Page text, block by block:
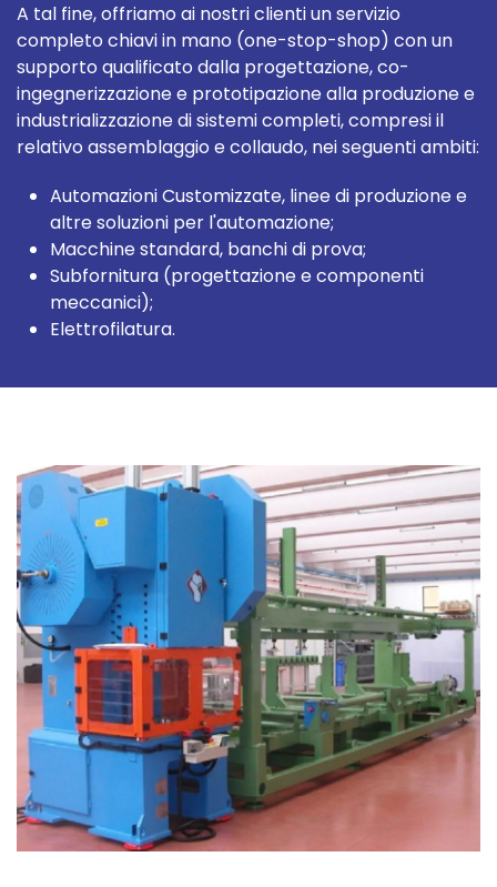
A tal fine, offriamo ai nostri clienti un servizio
completo chiavi in mano (one-stop-shop) con un
supporto qualificato dalla progettazione, co-
ingegnerizzazione e prototipazione alla produzione e
industrializzazione di sistemi completi, compresi il
relativo assemblaggio e collaudo, nei seguenti ambiti:
Automazioni Customizzate, linee di produzione e
altre soluzioni per l'automazione;
Macchine standard, banchi di prova;
Subfornitura (progettazione e componenti
meccanici);
Elettrofilatura.